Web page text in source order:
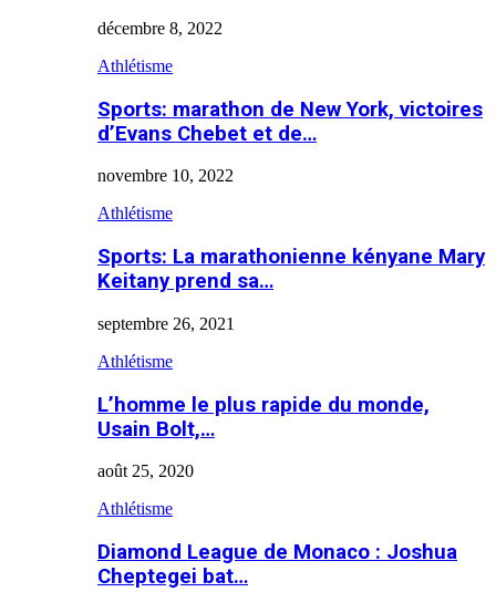
décembre 8, 2022
Athlétisme
Sports: marathon de New York, victoires
d’Evans Chebet et de…
novembre 10, 2022
Athlétisme
Sports: La marathonienne kényane Mary
Keitany prend sa…
septembre 26, 2021
Athlétisme
L’homme le plus rapide du monde,
Usain Bolt,…
août 25, 2020
Athlétisme
Diamond League de Monaco : Joshua
Cheptegei bat…